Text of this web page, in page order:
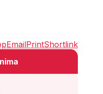
EmailPrintShortlink